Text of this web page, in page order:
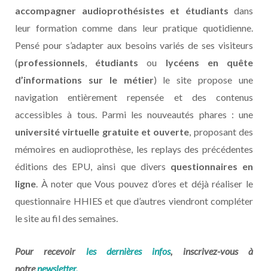
accompagner audioprothésistes et étudiants dans
leur formation comme dans leur pratique quotidienne.
Pensé pour s’adapter aux besoins variés de ses visiteurs
(professionnels, étudiants ou lycéens en quête
d’informations sur le métier) le site propose une
navigation entièrement repensée et des contenus
accessibles à tous. Parmi les nouveautés phares : une
université virtuelle gratuite et ouverte, proposant des
mémoires en audioprothèse, les replays des précédentes
éditions des EPU, ainsi que divers questionnaires en
ligne. À noter que Vous pouvez d’ores et déjà réaliser le
questionnaire HHIES et que d’autres viendront compléter
le site au fil des semaines.
Pour recevoir les dernières infos, inscrivez-vous à
notrenewsletter.